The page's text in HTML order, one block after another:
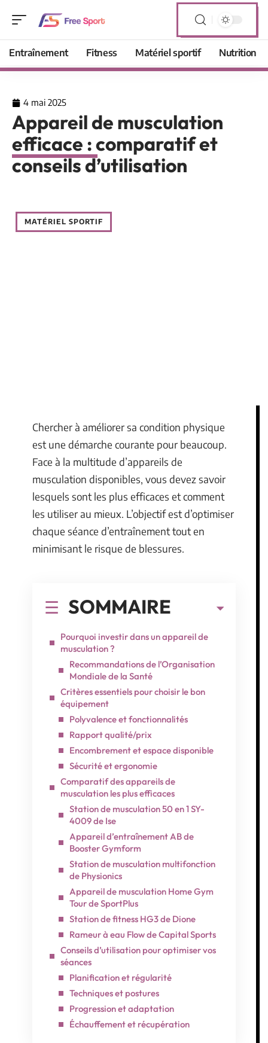
Entraînement Fitness Matériel sportif Nutrition
4 mai 2025
Appareil de musculation
efficace : comparatif et
conseils d’utilisation
MATÉRIEL SPORTIF
Chercher à améliorer sa condition physique
est une démarche courante pour beaucoup.
Face à la multitude d’appareils de
musculation disponibles, vous devez savoir
lesquels sont les plus efficaces et comment
les utiliser au mieux. L’objectif est d’optimiser
chaque séance d’entraînement tout en
minimisant le risque de blessures.
SOMMAIRE
Pourquoi investir dans un appareil de
musculation ?
Recommandations de l’Organisation
Mondiale de la Santé
Critères essentiels pour choisir le bon
équipement
Polyvalence et fonctionnalités
Rapport qualité/prix
Encombrement et espace disponible
Sécurité et ergonomie
Comparatif des appareils de
musculation les plus efficaces
Station de musculation 50 en 1 SY-
4009 de Ise
Appareil d’entraînement AB de
Booster Gymform
Station de musculation multifonction
de Physionics
Appareil de musculation Home Gym
Tour de SportPlus
Station de fitness HG3 de Dione
Rameur à eau Flow de Capital Sports
Conseils d’utilisation pour optimiser vos
séances
Planification et régularité
Techniques et postures
Progression et adaptation
Échauffement et récupération